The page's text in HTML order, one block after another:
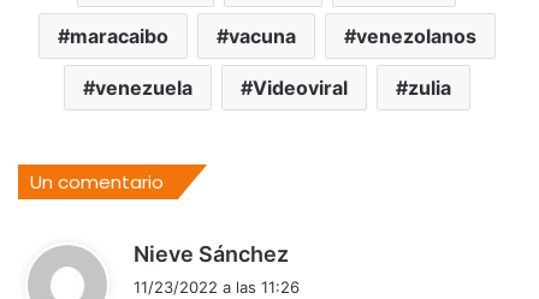
maracaibo vacuna venezolanos
venezuela Videoviral zulia
Un comentario
Nieve Sánchez
11/23/2022 a las 11:26